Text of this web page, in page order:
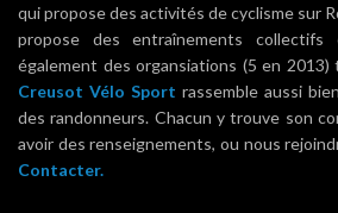
qui propose des activités de cyclisme sur
propose des entraînements collectifs
également des organsiations (5 en
Creusot Vélo Sport rassemble aussi
des randonneurs. Chacun y trouve son
avoir des renseignements, ou nous
Contacter.